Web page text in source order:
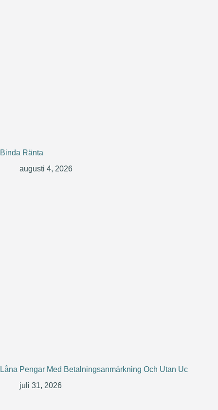
Binda Ränta
augusti 4, 2026
Låna Pengar Med Betalningsanmärkning Och Utan Uc
juli 31, 2026